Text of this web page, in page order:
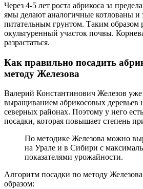
Через 4-5 лет роста абрикоса за
ямы делают аналогичные котлованы и
питательным грунтом. Таким образом
окультуренный участок почвы.
разрастаться.
Как правильно посадить
методу Железова
Валерий Константинович Железов уже
выращиванием абрикосовых деревьев
северных районах. Поэтому у него
посадки, которая повышает степень
По методике Железова можно
на Урале и в Сибири с
показателями урожайности.
Алгоритм посадки по методу
образом: